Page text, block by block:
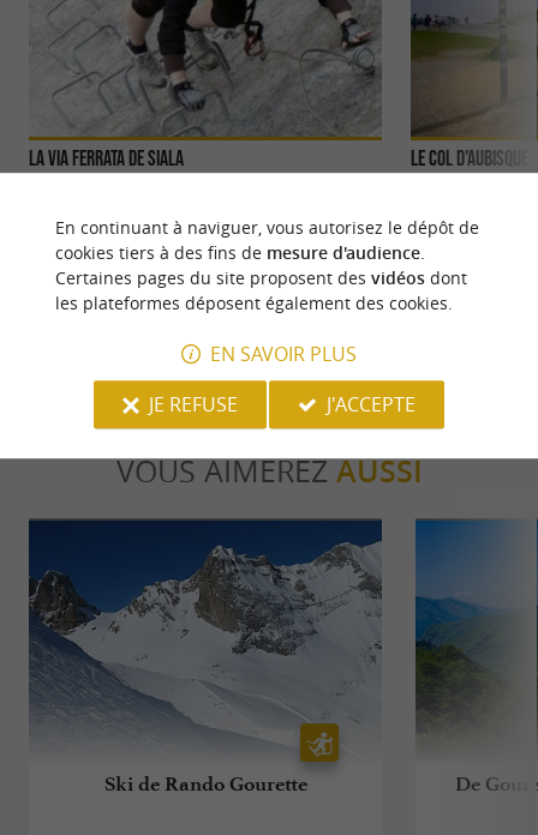
La Via Ferrata de Siala
exceptionnel. ...
1,9 km - Eaux-Bonnes
Le Col d'Aubisque
lancer à ...
2,3 km -
VOUS AIMEREZAUSSI
Ski de Rando Gourette De
En continuant à naviguer, vous autorisez le dépôt de
cookies tiers à des fins de mesure d'audience.
Certaines pages du site proposent des vidéosdont
les plateformes déposent également des cookies.
EN SAVOIR PLUS
JE REFUSE
J'ACCEPTE